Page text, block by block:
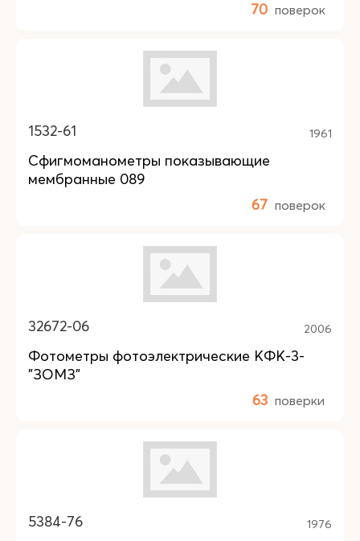
70 поверок
1532-61 1961
Сфигмоманометры показывающие
мембранные 089
67 поверок
32672-06 2006
Фотометры фотоэлектрические КФК-3-
"ЗОМЗ"
63 поверки
5384-76 1976